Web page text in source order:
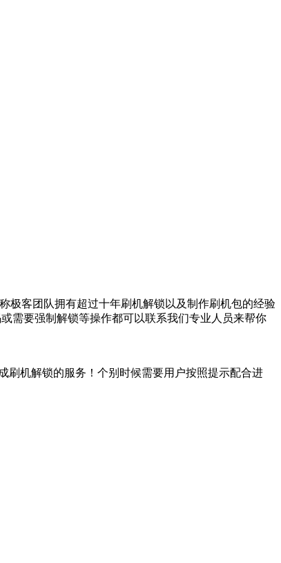
极客团队拥有超过十年刷机解锁以及制作刷机包的经验
需要强制解锁等操作都可以联系我们专业人员来帮你
刷机解锁的服务！个别时候需要用户按照提示配合进